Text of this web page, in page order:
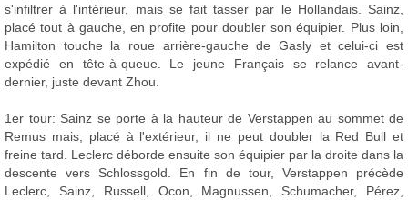
s'infiltrer à l'intérieur, mais se fait tasser par le Hollandais. Sainz,
placé tout à gauche, en profite pour doubler son équipier. Plus loin,
Hamilton touche la roue arrière-gauche de Gasly et celui-ci est
expédié en tête-à-queue. Le jeune Français se relance avant-
dernier, juste devant Zhou.
1er tour: Sainz se porte à la hauteur de Verstappen au sommet de
Remus mais, placé à l'extérieur, il ne peut doubler la Red Bull et
freine tard. Leclerc déborde ensuite son équipier par la droite dans la
descente vers Schlossgold. En fin de tour, Verstappen précède
Leclerc, Sainz, Russell, Ocon, Magnussen, Schumacher, Pérez,